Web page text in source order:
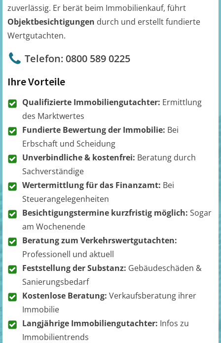
zuverlässig. Er berät beim Immobilienkauf, führt
Objektbesichtigungen durch und erstellt fundierte
Wertgutachten.
Telefon: 0800 589 0225
Ihre Vorteile
Qualifizierte Immobiliengutachter: Ermittlung
des Marktwertes
Fundierte Bewertung der Immobilie: Bei
Erbschaft und Scheidung
Unverbindliche & kostenfrei: Beratung durch
Sachverständige
Wertermittlung für das Finanzamt: Bei
Steuerangelegenheiten
Besichtigungstermine kurzfristig möglich: Sogar
am Wochenende
Beratung zum Verkehrswertgutachten:
Professionell und aktuell
Feststellung der Substanz: Gebäudeschäden &
Sanierungsbedarf
Kostenlose Beratung: Verkaufsberatung ihrer
Immobilie
Langjährige Immobiliengutachter: Infos zu
Immobilientrends